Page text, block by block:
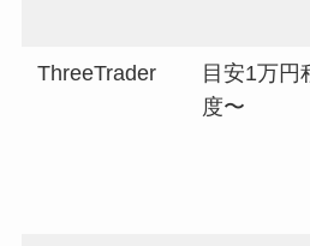
ThreeTrader
目安1万円
度〜